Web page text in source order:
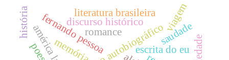
escrita do eu
fernando pessoa
memória
romance
discurso histórico
literatura brasileira
história saudade
viagem